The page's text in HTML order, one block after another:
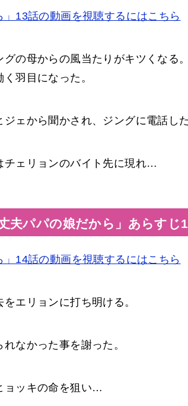
」13話の動画を視聴するにはこちら
の母からの風当たりがキツくなる。
羽目になった。
ェから聞かされ、ジングに電話した
チェリョンのバイト先に現れ…
夫パパの娘だから」あらすじ
」14話の動画を視聴するにはこちら
エリョンに打ち明ける。
なかった事を謝った。
ョッキの命を狙い…